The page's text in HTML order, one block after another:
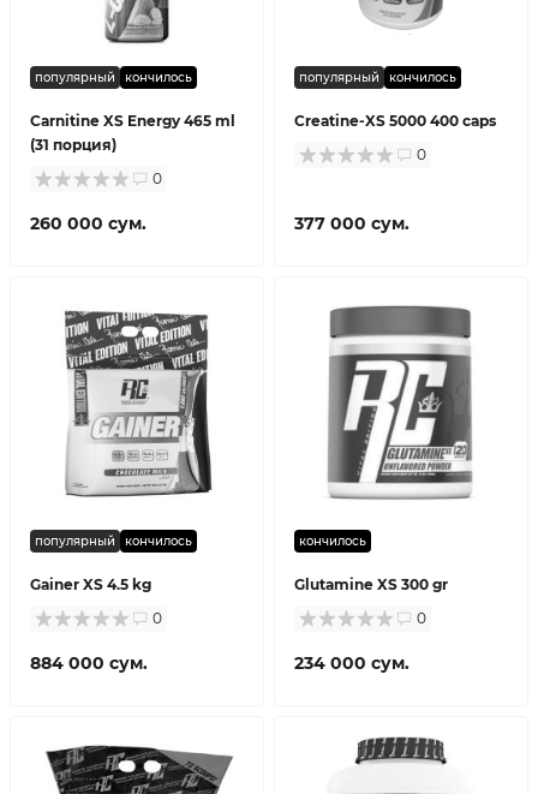
популярный кончилось
Carnitine XS Energy 465 ml
(31 порция)
0
260 000 сум.
популярный кончилось
Creatine-XS 5000 400 caps
0
377 000 сум.
популярный кончилось
Gainer XS 4.5 kg
0
884 000 сум.
кончилось
Glutamine XS 300 gr
0
234 000 сум.